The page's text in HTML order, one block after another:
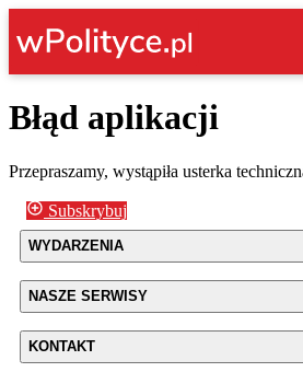
Błąd aplikacji
Przepraszamy, wystąpiła usterka
Subskrybuj
WYDARZENIA
NASZE SERWISY
KONTAKT